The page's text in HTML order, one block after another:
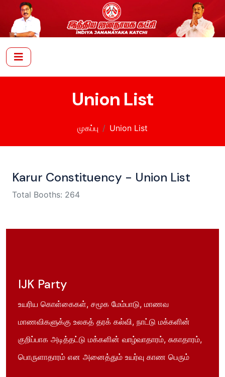
Union List
முகப்பு Union List
Karur Constituency - Union List
Total Booths: 264
IJK Party
உயரிய கொள்கைகள், சமூக மேம்பாடு, மாணவ
மாணவிகளுக்கு உலகத் தரக் கல்வி, நாட்டு மக்களின்
குறிப்பாக அடித்தட்டு மக்களின் வாழ்வாதாரம், சுகாதாரம்,
பொருளாதாரம் என அனைத்தும் உயர்வு காண பெரும்